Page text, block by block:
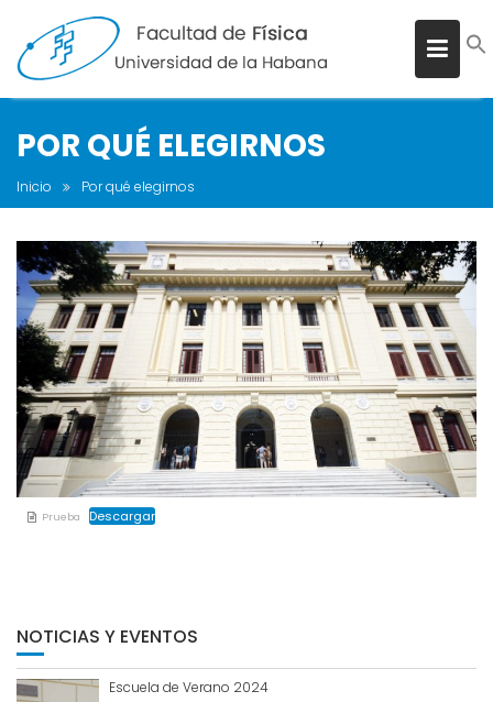
POR QUÉ ELEGIRNOS
Inicio Por qué elegirnos
Prueba Descargar
NOTICIAS Y EVENTOS
Escuela de Verano 2024